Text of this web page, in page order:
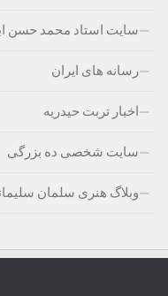
سایت استاد محمد حسن
رسانه های ایران
اخبار تربت حیدریه
سایت شخصی ده بزرگی
وبلاگ هنری سلمان